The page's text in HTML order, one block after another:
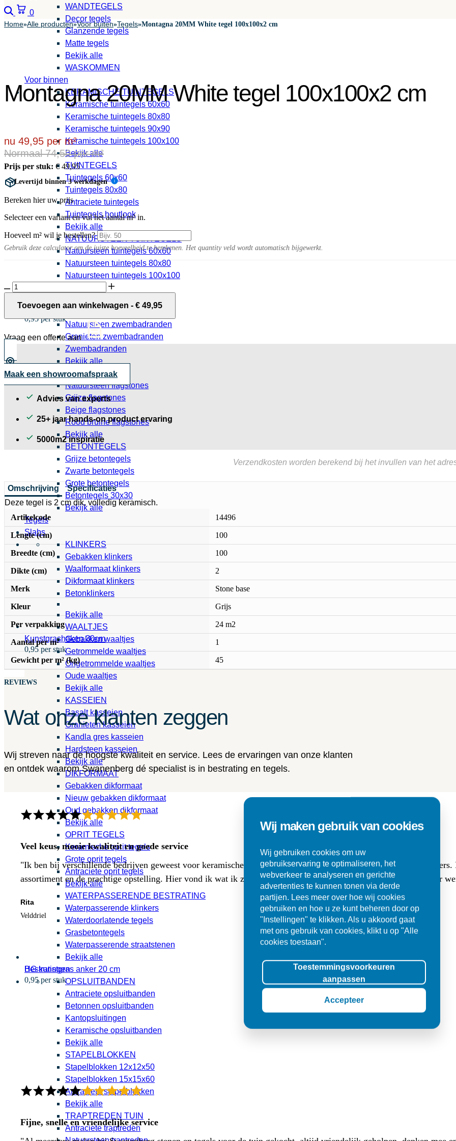
Steenstrip Oud Rotterdam getrommeld
0,95 per stuk
Kunstgrashaken 30cm
0,95 per stuk
HG kunstgras anker 20 cm
0,95 per stuk
WANDTEGELS
Decor tegels
Glanzende tegels
Matte tegels
Bekijk alle
WASKOMMEN
Voor binnen
KERAMISCHE TUINTEGELS
Keramische tuintegels 60x60
Keramische tuintegels 80x80
Keramische tuintegels 90x90
Keramische tuintegels 100x100
Bekijk alle
TUINTEGELS
Tuintegels 60x60
Tuintegels 80x80
Antraciete tuintegels
Tuintegels houtlook
Bekijk alle
NATUURSTEEN TUINTEGELS
Natuursteen tuintegels 60x60
Natuursteen tuintegels 80x80
Natuursteen tuintegels 100x100
Keramische zwembadranden
Natuursteen zwembadranden
Granieten zwembadranden
Zwembadranden
Bekijk alle
FLAGSTONES
Natuursteen flagstones
Grijze flagstones
Beige flagstones
Rood bruine flagstones
Bekijk alle
BETONTEGELS
Grijze betontegels
Zwarte betontegels
Grote betontegels
Betontegels 30x30
Bekijk alle
Tegels
Slabs
KLINKERS
Gebakken klinkers
Waalformaat klinkers
Dikformaat klinkers
Betonklinkers
Bekijk alle
WAALTJES
Gebakken waaltjes
Getrommelde waaltjes
Ongetrommelde waaltjes
Oude waaltjes
Bekijk alle
KASSEIEN
Basalt kasseien
Granieten kasseien
Kandla gres kasseien
Hardsteen kasseien
Bekijk alle
DIKFORMAAT
Gebakken dikformaat
Nieuw gebakken dikformaat
Oud gebakken dikformaat
Bekijk alle
OPRIT TEGELS
Keramische oprit tegels
Grote oprit tegels
Antraciete oprit tegels
Bekijk alle
WATERPASSERENDE BESTRATING
Waterpasserende klinkers
Waterdoorlatende tegels
Grasbetontegels
Waterpasserende straatstenen
Bekijk alle
Bestratingen
OPSLUITBANDEN
Antraciete opsluitbanden
Betonnen opsluitbanden
Kantopsluitingen
Keramische opsluitbanden
Bekijk alle
STAPELBLOKKEN
Stapelblokken 12x12x50
Stapelblokken 15x15x60
Antraciete stapelblokken
Bekijk alle
TRAPTREDEN TUIN
Antraciete traptreden
Zoeken
0 Winkelwagen
Home»Alle producten»Voor buiten»Tegels»Montagna 20MM White tegel 100x100x2 cm
Montagna 20MM White tegel 100x100x2 cm
nu 49,95 per m²
Normaal 74,50 per m²
Prijs per stuk: € 49,95
Levertijd binnen 3 werkdagen i
Bereken hier uw prijs
Selecteer een variant en vul het aantal m² in.
Hoeveel m² wil je bestellen?
Gebruik deze calculator om de juiste hoeveelheid te berekenen. Het quantity veld wordt automatisch bijgewerkt.
Montagna
20MM
White
100x100x2
aantal
Toevoegen aan winkelwagen - € 49,95
Vraag een offerte aan
Maak een showroomafspraak
Advies van experts
25+ jaar hands-on product ervaring
5000m2 inspiratie
Verzendkosten worden berekend bij het invullen van het
Omschrijving
Specificaties
Deze tegel is 2 cm dik, volledig keramisch.
Artikelcode
14496
Lengte (cm) 100
Breedte (cm) 100
Dikte (cm) 2
Merk Stone base
Kleur Grijs
Per verpakking 24 m2
Aantal per m² 1
Gewicht per m² (kg) 45
REVIEWS
Wat onze klanten zeggen
Wij streven naar de hoogste kwaliteit en service. Lees de ervaringen van onze klanten
en ontdek waarom Swanenberg dé specialist is in bestrating en tegels.
Veel keus, mooie kwaliteit en goede service
"Ik ben bij verschillende bedrijven geweest voor keramische buitentegels (3 cm dik, 80x80) en (luxe lange)
assortiment en de prachtige opstelling. Hier vond ik wat ik zocht. Ik werd er met veel geduld goed geholpen en er
Rita
Velddriel
Fijne, snelle en vriendelijke service
Wij maken gebruik van cookies
Wij gebruiken cookies om uw
gebruikservaring te optimaliseren, het
webverkeer te analyseren en gerichte
advertenties te kunnen tonen via derde
partijen. Lees meer over hoe wij cookies
gebruiken en hoe u ze kunt beheren door op
"Instellingen" te klikken. Als u akkoord gaat
met ons gebruik van cookies, klikt u op "Alle
cookies toestaan".
Toestemmingsvoorkeuren
aanpassen
Accepteer